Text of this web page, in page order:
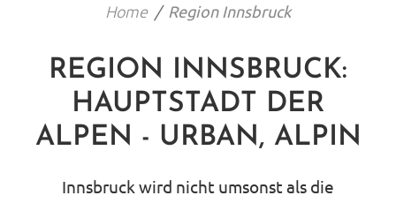
Home Region Innsbruck
REGION INNSBRUCK:
HAUPTSTADT DER
ALPEN - URBAN, ALPIN
Innsbruck wird nicht umsonst als die